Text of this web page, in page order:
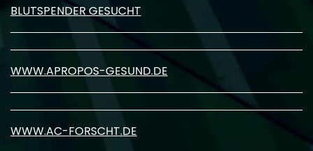
BLUTSPENDER GESUCHT
WWW.APROPOS-GESUND.DE
WWW.AC-FORSCHT.DE